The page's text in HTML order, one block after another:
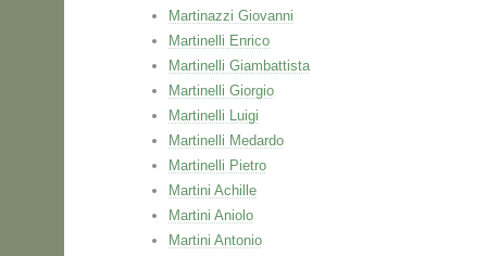
Martinazzi Giovanni
Martinelli Enrico
Martinelli Giambattista
Martinelli Giorgio
Martinelli Luigi
Martinelli Medardo
Martinelli Pietro
Martini Achille
Martini Aniolo
Martini Antonio